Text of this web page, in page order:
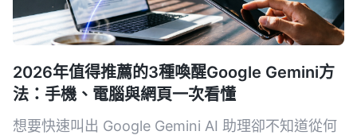
2026年值得推薦的3種喚醒Google Gemini方
法：手機、電腦與網頁一次看懂
想要快速叫出 Google Gemini AI 助理卻不知道從何